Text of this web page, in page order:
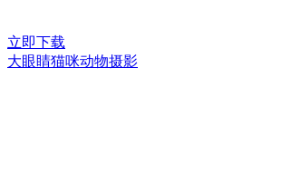
立即下载
大眼睛猫咪动物摄影